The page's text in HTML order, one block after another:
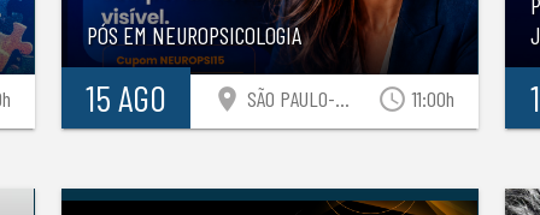
PÓS EM NEUROPSICOLOGIA
15 AGO location_on SÃO PAULO-SP access_time 11:00h